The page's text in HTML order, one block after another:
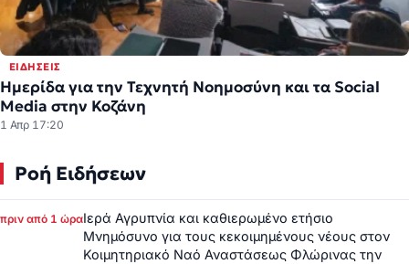
ΕΙΔΉΣΕΙΣ
Ημερίδα για την Τεχνητή Νοημοσύνη και τα Social
Media στην Κοζάνη
1 Απρ 17:20
Ροή Ειδήσεων
πριν από 1 ώραΙερά Αγρυπνία και καθιερωμένο ετήσιο
Μνημόσυνο για τους κεκοιμημένους νέους στον
Κοιμητηριακό Ναό Αναστάσεως Φλώρινας την